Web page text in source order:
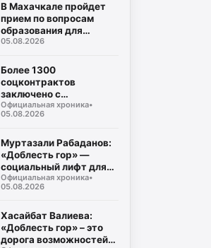
В Махачкале пройдет
прием по вопросам
образования для
участников СВО и их
05.08.2026
Более 1300
соцконтрактов
заключено с
участниками СВО и их
семьями в Дагестане
Официальная хроника•
05.08.2026
Муртазали Рабаданов:
«Доблесть гор» —
социальный лифт для
героев СВО
Официальная хроника•
05.08.2026
Хасайбат Валиева:
«Доблесть гор» – это
дорога возможностей